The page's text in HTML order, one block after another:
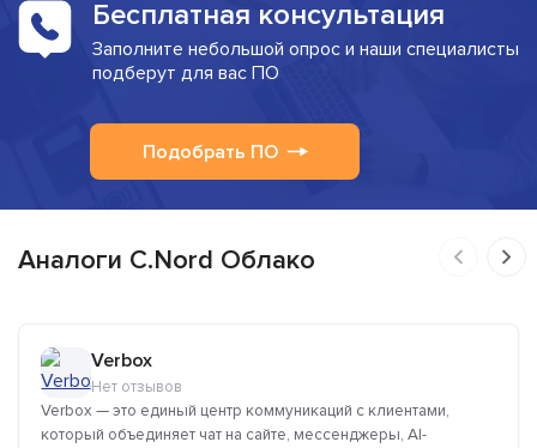
Бесплатная консультация
Заполните небольшой опрос и наши специалисты
подберут для вас ПО
Подобрать ПО
Аналоги C.Nord Облако
Verbox
Нет отзывов
Verbox — это единый центр коммуникаций с клиентами,
который объединяет чат на сайте, мессенджеры, AI-